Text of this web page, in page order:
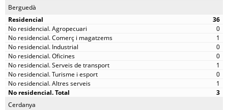
Berguedà
36
0
1
0
0
1
0
1
3
Cerdanya